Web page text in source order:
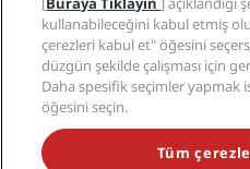
POPÜLER
kullanabileceğini kabul etmiş
çerezleri kabul et" öğesini
düzgün şekilde çalışması için
Daha spesifik seçimler yapmak
öğesini seçin.
Tüm